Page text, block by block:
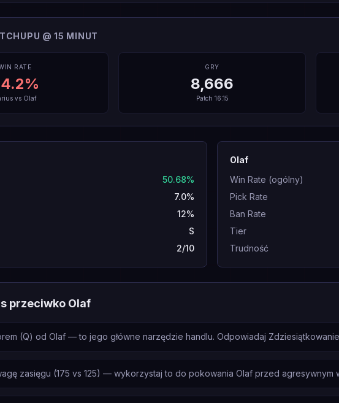
@ 15 MINUT
RATE
%
vs Olaf
GRY
8,666
Patch 16.15
50.68%
7.0%
12%
S
2/10
Olaf
Win Rate (ogólny)
Pick Rate
Ban Rate
Tier
Trudność
przeciwko Olaf
(Q) od Olaf — to jego główne narzędzie handlu. Odpowiadaj
zasięgu (175 vs 125) — wykorzystaj to do pokowania Olaf przed agresywnym